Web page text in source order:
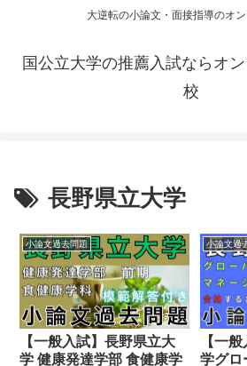
大逆転の小論文・面接指導のオ
国公立大学の推薦入試ならオ
校
長野県立大学
小論文過去問題
【一般入試】長野県立大
学 健康発達学部 食健康学
小論文過
【一
学グロ